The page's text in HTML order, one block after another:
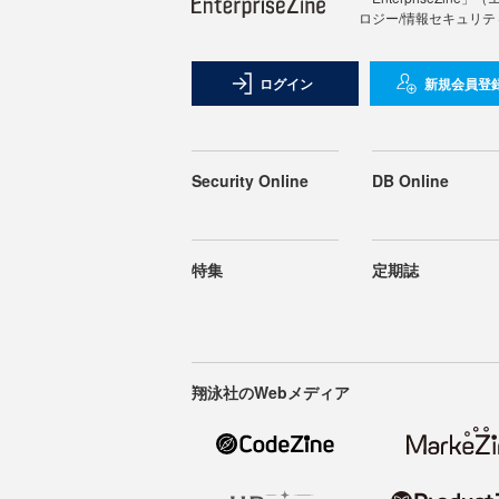
ロジー/情報セキュリ
ログイン 新規会員登
Security Online DB Online
特集 定期誌
翔泳社のWebメディア